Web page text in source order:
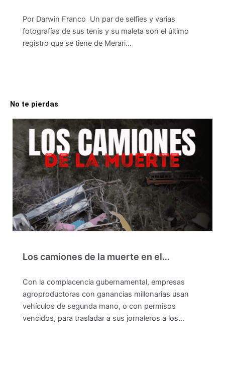
Por Darwin Franco Un par de selfies y varias
fotografías de sus tenis y su maleta son el último
registro que se tiene de Merari…
No te pierdas
Los camiones de la muerte en el…
Con la complacencia gubernamental, empresas
agroproductoras con ganancias millonarias usan
vehículos de segunda mano, o con permisos
vencidos, para trasladar a sus jornaleros a los…